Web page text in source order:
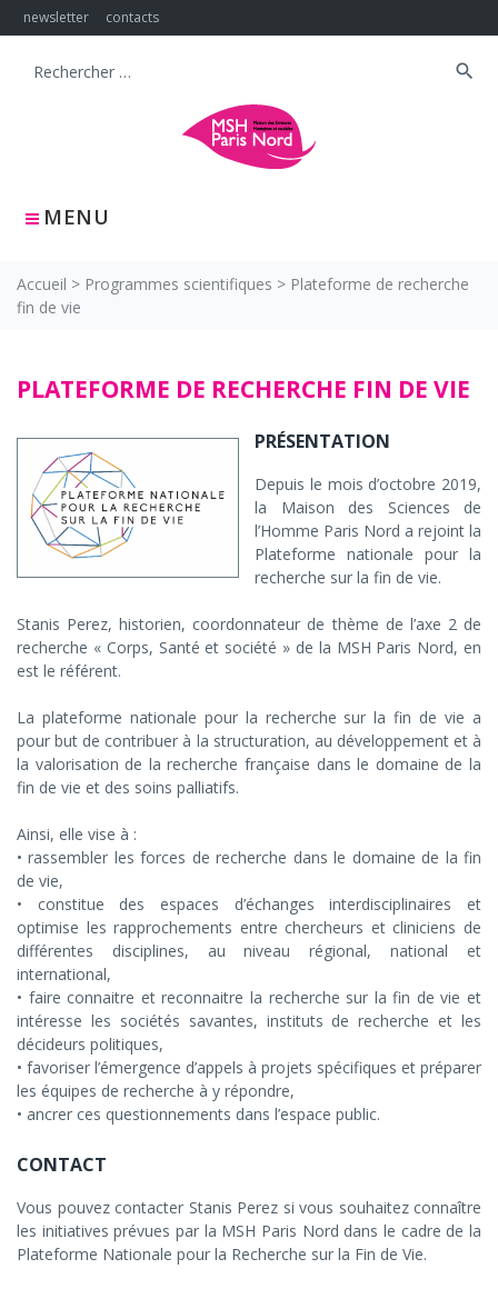
Skip
to
newsletter contacts
MENU
Search
search
Accueil > Programmes scientifiques > Plateforme de recherche
fin de vie
Plateforme
de
recherche
fin
de
vie
PLATEFORME DE RECHERCHE FIN DE VIE
PRÉSENTATION
Depuis le mois d’octobre 2019,
la Maison des Sciences de
l’Homme Paris Nord a rejoint la
Plateforme nationale pour la
recherche sur la fin de vie.
Stanis Perez, historien, coordonnateur de thème de l’axe 2 de
recherche « Corps, Santé et société » de la MSH Paris Nord, en
est le référent.
La plateforme nationale pour la recherche sur la fin de vie a
pour but de contribuer à la structuration, au développement et à
la valorisation de la recherche française dans le domaine de la
fin de vie et des soins palliatifs.
Ainsi, elle vise à :
• rassembler les forces de recherche dans le domaine de la fin
de vie,
• constitue des espaces d’échanges interdisciplinaires et
optimise les rapprochements entre chercheurs et cliniciens de
différentes disciplines, au niveau régional, national et
international,
• faire connaitre et reconnaitre la recherche sur la fin de vie et
intéresse les sociétés savantes, instituts de recherche et les
décideurs politiques,
• favoriser l’émergence d’appels à projets spécifiques et préparer
les équipes de recherche à y répondre,
• ancrer ces questionnements dans l’espace public.
CONTACT
Vous pouvez contacter Stanis Perez si vous souhaitez connaître
les initiatives prévues par la MSH Paris Nord dans le cadre de la
Plateforme Nationale pour la Recherche sur la Fin de Vie.